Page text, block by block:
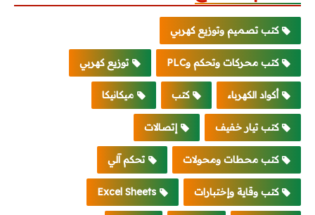
كتب تصميم وتوزيع كهربي
كتب محركات وتحكم وPLC توزيع كهربي
أكواد الكهرباء كتب ميكانيكا
كتب تيار خفيف إتصالات
كتب محطات ومحولات تحكم آلي
كتب وقاية وإختبارات Excel Sheets